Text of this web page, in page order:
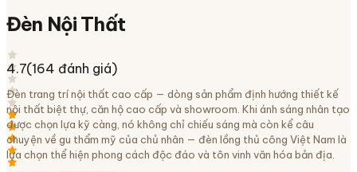
Đèn Nội Thất
4.7(164 đánh giá)
Đèn trang trí nội thất cao cấp — dòng sản phẩm định hướng thiết kế
nội thất biệt thự, căn hộ cao cấp và showroom. Khi ánh sáng nhân tạo
được chọn lựa kỹ càng, nó không chỉ chiếu sáng mà còn kể câu
chuyện về gu thẩm mỹ của chủ nhân — đèn lồng thủ công Việt Nam là
lựa chọn thể hiện phong cách độc đáo và tôn vinh văn hóa bản địa.